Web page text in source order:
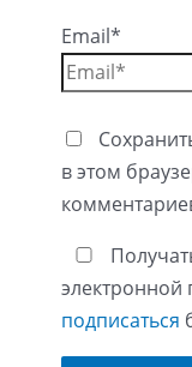
Email*
в этом
подписаться